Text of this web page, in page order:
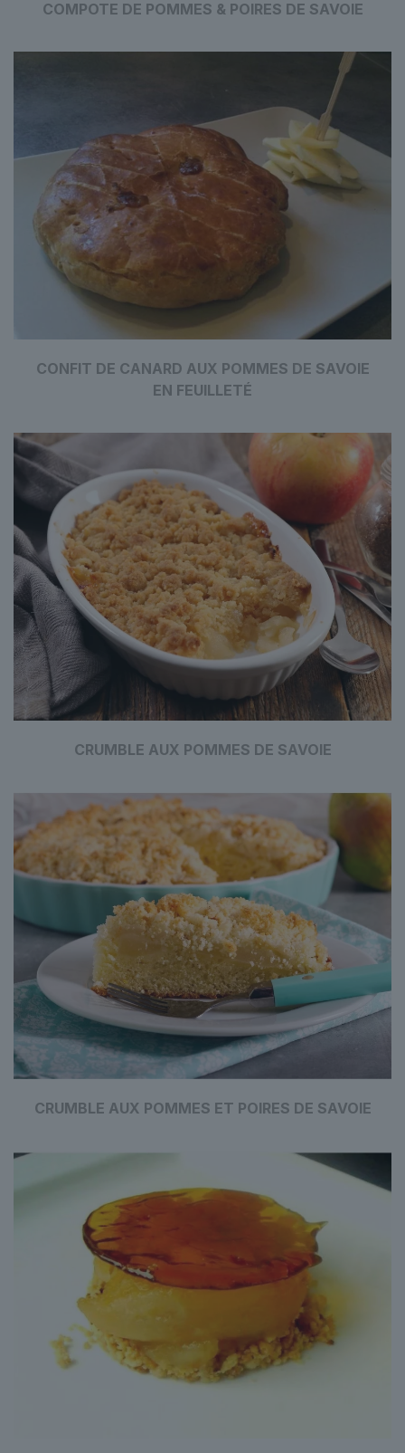
COMPOTE DE POMMES & POIRES DE SAVOIE
CONFIT DE CANARD AUX POMMES DE SAVOIE
EN FEUILLETÉ
CRUMBLE AUX POMMES DE SAVOIE
CRUMBLE AUX POMMES ET POIRES DE SAVOIE